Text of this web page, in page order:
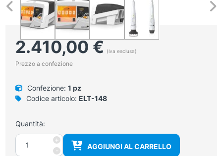
2.410,00€ (iva esclusa)
Prezzo a confezione
Confezione: 1 pz
Codice articolo: ELT-148
Quantità:
-
Laserterapia
Lambda
+
AGGIUNGI AL CARRELLO